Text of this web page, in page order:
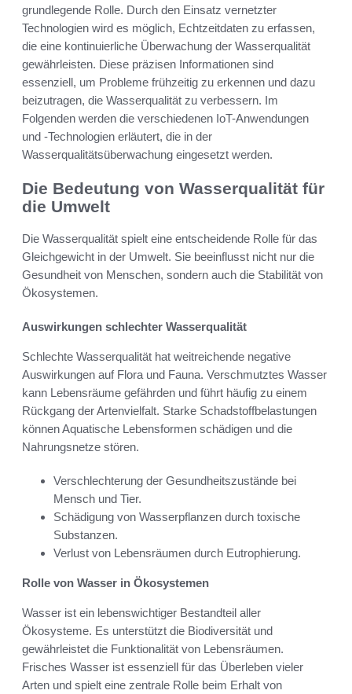
grundlegende Rolle. Durch den Einsatz vernetzter
Technologien wird es möglich, Echtzeitdaten zu erfassen,
die eine kontinuierliche Überwachung der Wasserqualität
gewährleisten. Diese präzisen Informationen sind
essenziell, um Probleme frühzeitig zu erkennen und dazu
beizutragen, die Wasserqualität zu verbessern. Im
Folgenden werden die verschiedenen IoT-Anwendungen
und -Technologien erläutert, die in der
Wasserqualitätsüberwachung eingesetzt werden.
Die Bedeutung von Wasserqualität für
die Umwelt
Die Wasserqualität spielt eine entscheidende Rolle für das
Gleichgewicht in der Umwelt. Sie beeinflusst nicht nur die
Gesundheit von Menschen, sondern auch die Stabilität von
Ökosystemen.
Auswirkungen schlechter Wasserqualität
Schlechte Wasserqualität hat weitreichende negative
Auswirkungen auf Flora und Fauna. Verschmutztes Wasser
kann Lebensräume gefährden und führt häufig zu einem
Rückgang der Artenvielfalt. Starke Schadstoffbelastungen
können Aquatische Lebensformen schädigen und die
Nahrungsnetze stören.
Verschlechterung der Gesundheitszustände bei
Mensch und Tier.
Schädigung von Wasserpflanzen durch toxische
Substanzen.
Verlust von Lebensräumen durch Eutrophierung.
Rolle von Wasser in Ökosystemen
Wasser ist ein lebenswichtiger Bestandteil aller
Ökosysteme. Es unterstützt die Biodiversität und
gewährleistet die Funktionalität von Lebensräumen.
Frisches Wasser ist essenziell für das Überleben vieler
Arten und spielt eine zentrale Rolle beim Erhalt von